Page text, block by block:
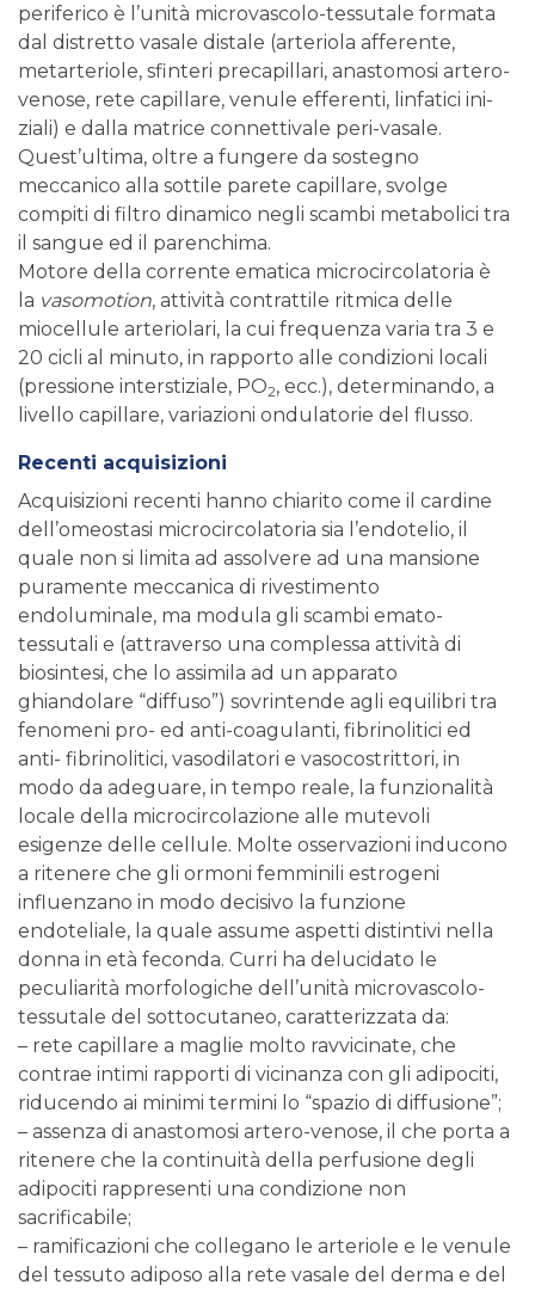
periferico è l’unità microvascolo-tessutale formata
dal distretto vasale distale (arteriola afferente,
metarteriole, sfinteri precapillari, anastomosi artero-
venose, rete capillare, venule efferenti, linfatici ini-
ziali) e dalla matrice connettivale peri-vasale.
Quest’ultima, oltre a fungere da sostegno
meccanico alla sottile parete capillare, svolge
compiti di filtro dinamico negli scambi metabolici tra
il sangue ed il parenchima.
Motore della corrente ematica microcircolatoria è
la vasomotion, attività contrattile ritmica delle
miocellule arteriolari, la cui frequenza varia tra 3 e
20 cicli al minuto, in rapporto alle condizioni locali
(pressione interstiziale, PO2, ecc.), determinando, a
livello capillare, variazioni ondulatorie del flusso.
Recenti acquisizioni
Acquisizioni recenti hanno chiarito come il cardine
dell’omeostasi microcircolatoria sia l’endotelio, il
quale non si limita ad assolvere ad una mansione
puramente meccanica di rivestimento
endoluminale, ma modula gli scambi emato-
tessutali e (attraverso una complessa attività di
biosintesi, che lo assimila ad un apparato
ghiandolare “diffuso”) sovrintende agli equilibri tra
fenomeni pro- ed anti-coagulanti, fibrinolitici ed
anti- fibrinolitici, vasodilatori e vasocostrittori, in
modo da adeguare, in tempo reale, la funzionalità
locale della microcircolazione alle mutevoli
esigenze delle cellule. Molte osservazioni inducono
a ritenere che gli ormoni femminili estrogeni
influenzano in modo decisivo la funzione
endoteliale, la quale assume aspetti distintivi nella
donna in età feconda. Curri ha delucidato le
peculiarità morfologiche dell’unità microvascolo-
tessutale del sottocutaneo, caratterizzata da:
– rete capillare a maglie molto ravvicinate, che
contrae intimi rapporti di vicinanza con gli adipociti,
riducendo ai minimi termini lo “spazio di diffusione”;
– assenza di anastomosi artero-venose, il che porta a
ritenere che la continuità della perfusione degli
adipociti rappresenti una condizione non
sacrificabile;
– ramificazioni che collegano le arteriole e le venule
del tessuto adiposo alla rete vasale del derma e del